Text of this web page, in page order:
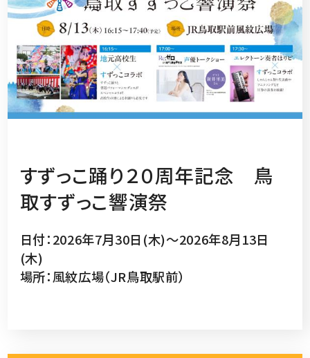
すずっこ踊り２０周年記念 鳥
取すずっこ響演祭
日付：2026年7月30日(木)～2026年8月13日
(木)
場所：風紋広場（JR鳥取駅前）